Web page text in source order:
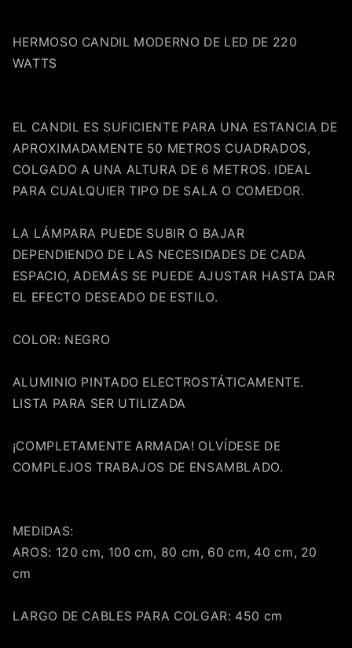
HERMOSO CANDIL MODERNO DE LED DE 220
WATTS
EL CANDIL ES SUFICIENTE PARA UNA ESTANCIA DE
APROXIMADAMENTE 50 METROS CUADRADOS,
COLGADO A UNA ALTURA DE 6 METROS. IDEAL
PARA CUALQUIER TIPO DE SALA O COMEDOR.
LA LÁMPARA PUEDE SUBIR O BAJAR
DEPENDIENDO DE LAS NECESIDADES DE CADA
ESPACIO, ADEMÁS SE PUEDE AJUSTAR HASTA DAR
EL EFECTO DESEADO DE ESTILO.
COLOR: NEGRO
ALUMINIO PINTADO ELECTROSTÁTICAMENTE.
LISTA PARA SER UTILIZADA
¡COMPLETAMENTE ARMADA! OLVÍDESE DE
COMPLEJOS TRABAJOS DE ENSAMBLADO.
MEDIDAS:
AROS: 120 cm, 100 cm, 80 cm, 60 cm, 40 cm, 20
cm
LARGO DE CABLES PARA COLGAR: 450 cm
Compra ahora y paga a meses
sin tarjeta de crédito
1 Agrega tu producto al carrito y
pagar con Meses sin Tarjeta.
En tu cuenta de Mercado Pago,elige
la cantidad de meses y confirma.
3 Paga mes a mescon saldo disponible,
débito u otros medios.
Crédito sujeto a aprobación.